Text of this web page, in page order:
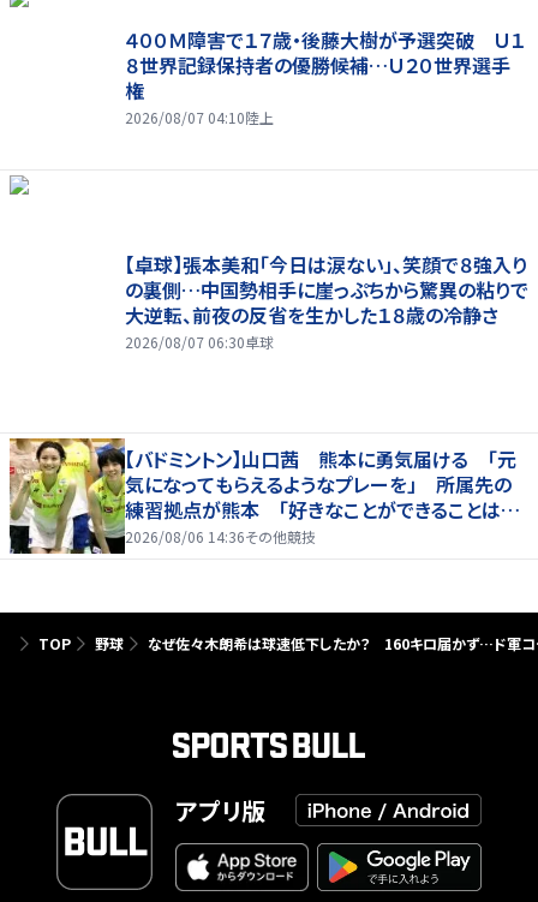
４００Ｍ障害で１７歳・後藤大樹が予選突破 Ｕ１
８世界記録保持者の優勝候補…Ｕ２０世界選手
権
2026/08/07 04:10陸上
【卓球】張本美和「今日は涙ない」、笑顔で８強入り
の裏側…中国勢相手に崖っぷちから驚異の粘りで
大逆転、前夜の反省を生かした１８歳の冷静さ
2026/08/07 06:30卓球
【バドミントン】山口茜 熊本に勇気届ける 「元
気になってもらえるようなプレーを」 所属先の
練習拠点が熊本 「好きなことができることは当
たり前じゃない」
2026/08/06 14:36その他競技
TOP 野球 なぜ佐々木朗希は球速低下したか？ 160キロ届かず…ド軍コ
アプリ版